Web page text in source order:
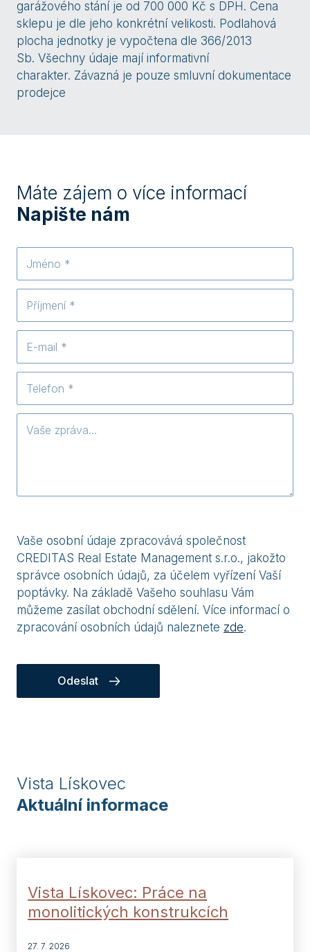
garážového stání je od 700 000 Kč s DPH. Cena
sklepu je dle jeho konkrétní velikosti. Podlahová
plocha jednotky je vypočtena dle 366/2013
Sb. Všechny údaje mají informativní
charakter. Závazná je pouze smluvní dokumentace
prodejce
Máte zájem o více informací
Napište nám
Vaše osobní údaje zpracovává společnost
CREDITAS Real Estate Management s.r.o., jakožto
správce osobních údajů, za účelem vyřízení Vaší
poptávky. Na základě Vašeho souhlasu Vám
můžeme zasílat obchodní sdělení. Více informací o
zpracování osobních údajů naleznete zde.
Odeslat
Vista Lískovec
Aktuální informace
Vista Lískovec: Práce na
monolitických konstrukcích
27. 7. 2026